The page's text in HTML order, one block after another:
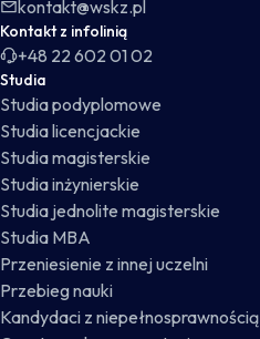
kontakt@wskz.pl
Kontakt z infolinią
+48 22 602 01 02
Studia
Studia podyplomowe
Studia licencjackie
Studia magisterskie
Studia inżynierskie
Studia jednolite magisterskie
Studia MBA
Przeniesienie z innej uczelni
Przebieg nauki
Kandydaci z niepełnosprawnością